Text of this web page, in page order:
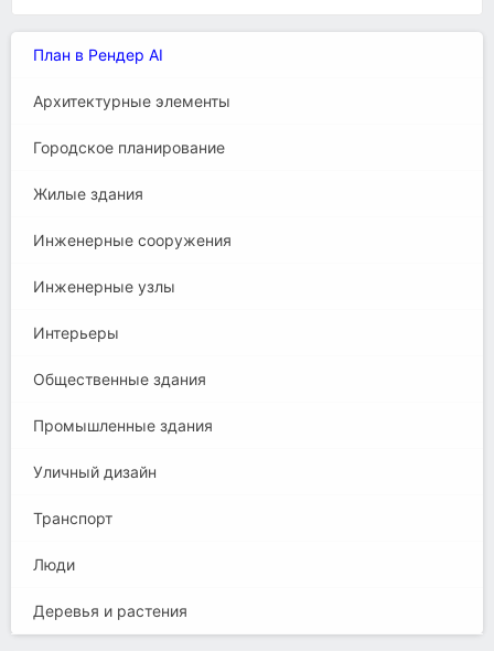
План в Рендер AI
Архитектурные элементы
Городское планирование
Жилые здания
Инженерные сооружения
Инженерные узлы
Интерьеры
Общественные здания
Промышленные здания
Уличный дизайн
Транспорт
Люди
Деревья и растения